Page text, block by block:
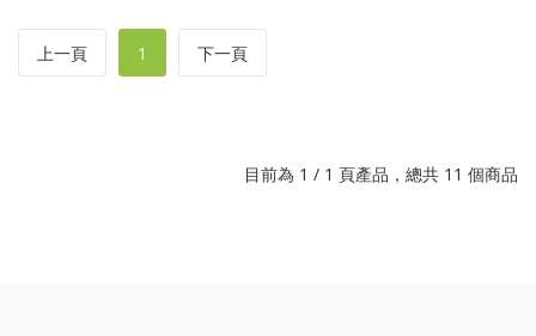
上一頁 1 下一頁
目前為 1 / 1 頁產品，總共 11 個商品